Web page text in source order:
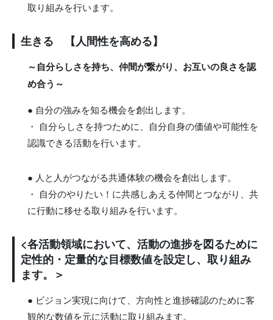
取り組みを行います。
生きる 【人間性を高める】
～自分らしさを持ち、仲間が繋がり、お互いの良さを認
め合う～
● 自分の強みを知る機会を創出します。
・ 自分らしさを持つために、自分自身の価値や可能性を
認識できる活動を行います。
● 人と人がつながる共通体験の機会を創出します。
・ 自分のやりたい！に共感しあえる仲間とつながり、共
に行動に移せる取り組みを行います。
<各活動領域において、活動の進捗を図るために
定性的・定量的な目標数値を設定し、取り組み
ます。＞
● ビジョン実現に向けて、方向性と進捗確認のために客
観的な数値を元に活動に取り組みます。